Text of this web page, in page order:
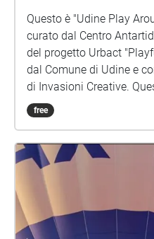
Questo è "Udine Play
curato dal Centro
del progetto Urbact
dal Comune di Udine e
di Invasioni Creative.
il racconto di alcuni
Porta Aquileia, il
scegli uno spazio
Carmine di Via Aquileia,
questo
free